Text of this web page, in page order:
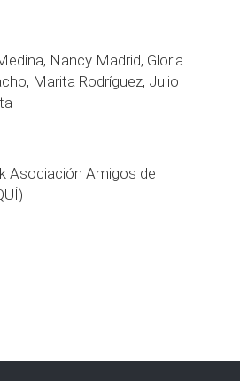
Nancy Madrid, Gloria
Marita Rodríguez, Julio
Asociación Amigos de